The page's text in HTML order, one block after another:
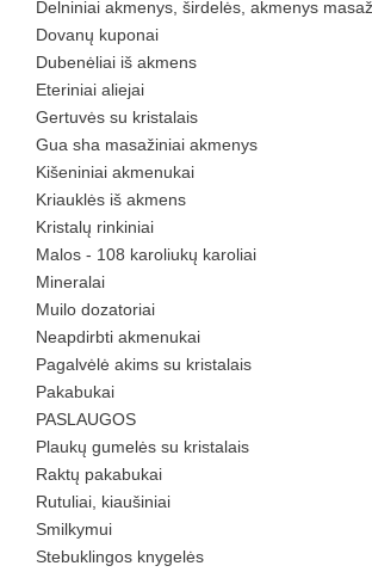
Delniniai akmenys, širdelės, akmenys
Dovanų kuponai
Dubenėliai iš akmens
Eteriniai aliejai
Gertuvės su kristalais
Gua sha masažiniai akmenys
Kišeniniai akmenukai
Kriauklės iš akmens
Kristalų rinkiniai
Malos - 108 karoliukų karoliai
Mineralai
Muilo dozatoriai
Neapdirbti akmenukai
Pagalvėlė akims su kristalais
Pakabukai
PASLAUGOS
Plaukų gumelės su kristalais
Raktų pakabukai
Rutuliai, kiaušiniai
Smilkymui
Stebuklingos knygelės